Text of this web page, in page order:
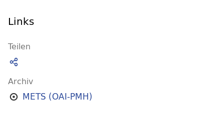
Links
Teilen
Archiv
METS (OAI-PMH)